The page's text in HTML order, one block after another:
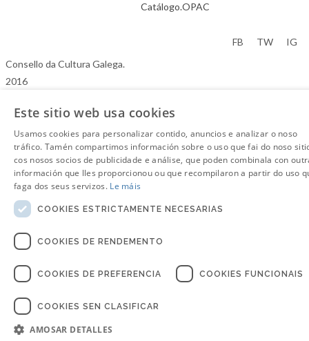
Catálogo.OPAC
Consello da Cultura Galega.
2016
FB TW IG
Este sitio web usa cookies
Usamos cookies para personalizar contido, anuncios e analizar o noso
tráfico. Tamén compartimos información sobre o uso que fai do noso
cos nosos socios de publicidade e análise, que poden combinala con
información que lles proporcionou ou que recompilaron a partir do uso
faga dos seus servizos. Le máis
COOKIES ESTRICTAMENTE NECESARIAS
COOKIES DE RENDEMENTO
COOKIES DE PREFERENCIA COOKIES FUNCIONAIS
COOKIES SEN CLASIFICAR
AMOSAR DETALLES